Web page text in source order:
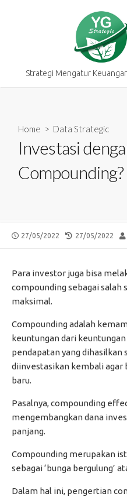
Strategi Mengatur
Home > Data Strategic
Investasi
Compounding?
PUBLISHED
27/05/2022
LAST
27/05/2022
Para investor juga bisa
compounding sebagai salah
maksimal.
Compounding adalah
keuntungan dari
pendapatan yang dihasilkan
diinvestasikan kembali
baru.
Pasalnya, compounding
mengembangkan dana
panjang.
Compounding merupakan
sebagai ‘bunga bergulung’
Dalam hal ini, pengertian